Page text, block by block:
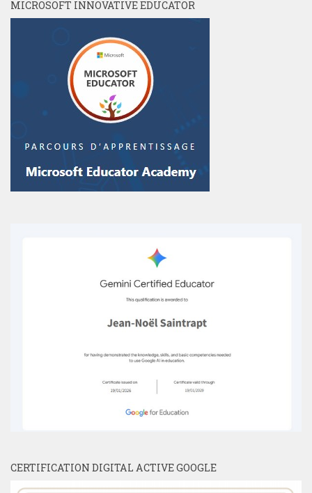
MICROSOFT INNOVATIVE EDUCATOR
CERTIFICATION DIGITAL ACTIVE GOOGLE